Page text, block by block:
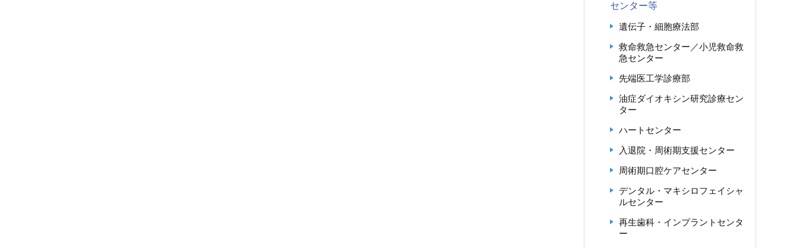
センター等
遺伝子・細胞療法部
救命救急センター／小児救命救
急センター
先端医工学診療部
油症ダイオキシン研究診療セン
ター
ハートセンター
入退院・周術期支援センター
周術期口腔ケアセンター
デンタル・マキシロフェイシャ
ルセンター
再生歯科・インプラントセンタ
ー